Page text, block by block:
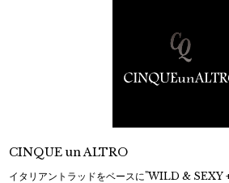
CINQUE un ALTRO
イタリアントラッドをベースに"WILD & SEXY